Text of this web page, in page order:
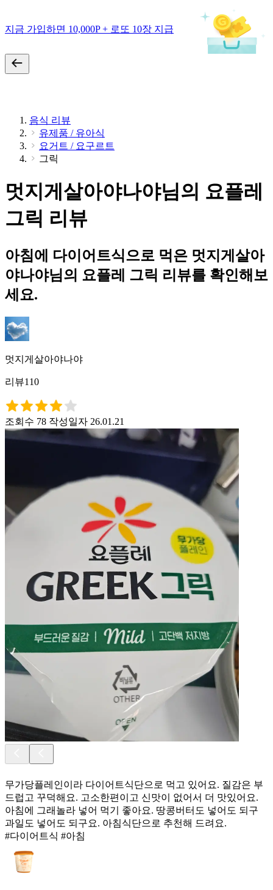
지금 가입하면 10,000P + 로또 10장 지급
음식 리뷰
유제품 / 유아식
요거트 / 요구르트
그릭
멋지게살아야나야님의 요플레
그릭 리뷰
아침에 다이어트식으로 먹은 멋지게살아
야나야님의 요플레 그릭 리뷰를 확인해보
세요.
멋지게살아야나야
리뷰110
조회수 78 작성일자 26.01.21
무가당플레인이라 다이어트식단으로 먹고 있어요. 질감은 부
드럽고 꾸덕해요. 고소한편이고 신맛이 없어서 더 맛있어요.
아침에 그래놀라 넣어 먹기 좋아요. 땅콩버터도 넣어도 되구
과일도 넣어도 되구요. 아침식단으로 추천해 드려요.
#다이어트식 #아침